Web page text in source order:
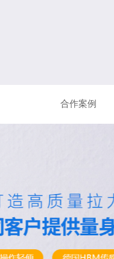
合作案例